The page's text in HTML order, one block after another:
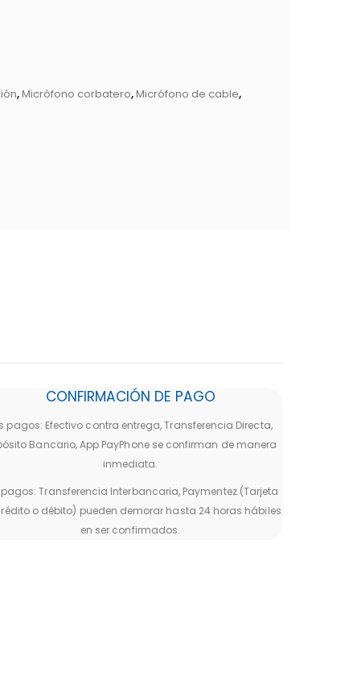
,Micrófono corbatero,Micrófono de cable,
CONFIRMACIÓN DE PAGO
pagos: Efectivo contra entrega, Transferencia Directa,
Bancario, App PayPhone se confirman de manera
inmediata.
pagos: Transferencia Interbancaria, Paymentez (Tarjeta
o débito) pueden demorar hasta 24 horas hábiles
en ser confirmados.